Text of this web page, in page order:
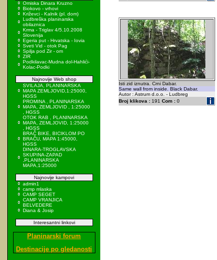
Omiska Dinara Kruzno
Biokovo - vrhovi
Križevci - Kalnik (pl. dom)
Ludbreška planinarska
obilaznica
Krma - Triglav 4/5.10.2008
Slovenija
Egeria put - Hrvatska - Iovia
Sveti Vid - otok Pag
Spilja pod Zir - om
ZIR
Podkilavac-Mudna dol-Hahlići-
Kolac-Podki
Najnovije Web shop
SVILAJA, PLANINARSKA
MAPA ZEMLJOVID,1:25000,
HGSS
PROMINA , PLANINARSKA
MAPA, ZEMLJOVID , 1:25000
, HGSS
OTOK RAB , PLANINARSKA
MAPA, ZEMLJOVID, 1:25000
, HGSS
BRAČ BIKE, BICIKLOM PO
BRAČU, MAPA 1:45000,
HGSS
DINARA-TROGLAVSKA
SKUPINA-ZAPAD
,PLANINARSKA
MAPA,1:25000
Najnovije kampovi
admin1
camp mlaska
CAMP SEGET
CAMP VRANJICA
BELVEDERE
Diana & Josip
Interesantni linkovi
Planinarski forum
Destinacije po gledanosti
Isti zid iznutra. Crni Dabar.
Same wall from inside. Black Dabar.
Autor : Astrum d.o.o. - Ludbreg
Broj klikova :191 Com :0